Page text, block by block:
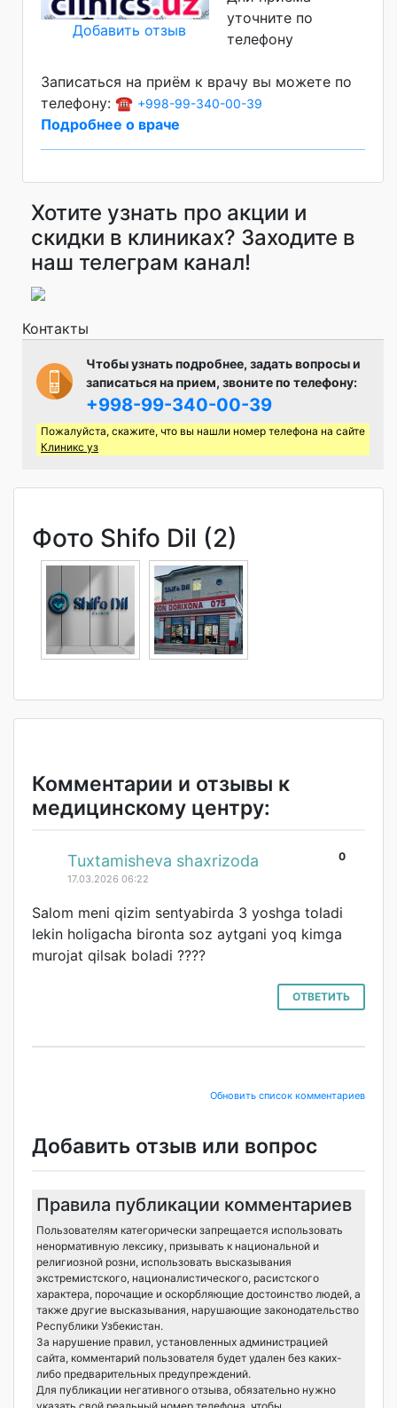
Добавить отзыв
уточните по
телефону
Записаться на приём к врачу вы можете по
телефону: ☎️ +998-99-340-00-39
Подробнее о враче
Хотите узнать про акции и
скидки в клиниках? Заходите в
наш телеграм канал!
Контакты
Чтобы узнать подробнее, задать вопросы и
записаться на прием, звоните по телефону:
+998-99-340-00-39
Пожалуйста, скажите, что вы нашли номер телефона на сайте
Клиникс уз
Фото Shifo Dil (2)
Комментарии и отзывы к
медицинскому центру:
0
Tuxtamisheva shaxrizoda
17.03.2026 06:22
Salom meni qizim sentyabirda 3 yoshga toladi
lekin holigacha bironta soz aytgani yoq kimga
murojat qilsak boladi ????
ОТВЕТИТЬ
Обновить список комментариев
Добавить отзыв или вопрос
Правила публикации комментариев
Пользователям категорически запрещается использовать
ненормативную лексику, призывать к национальной и
религиозной розни, использовать высказывания
экстремистского, националистического, расистского
характера, порочащие и оскорбляющие достоинство людей, а
также другие высказывания, нарушающие законодательство
Республики Узбекистан.
За нарушение правил, установленных администрацией
сайта, комментарий пользователя будет удален без каких-
либо предварительных предупреждений.
Для публикации негативного отзыва, обязательно нужно